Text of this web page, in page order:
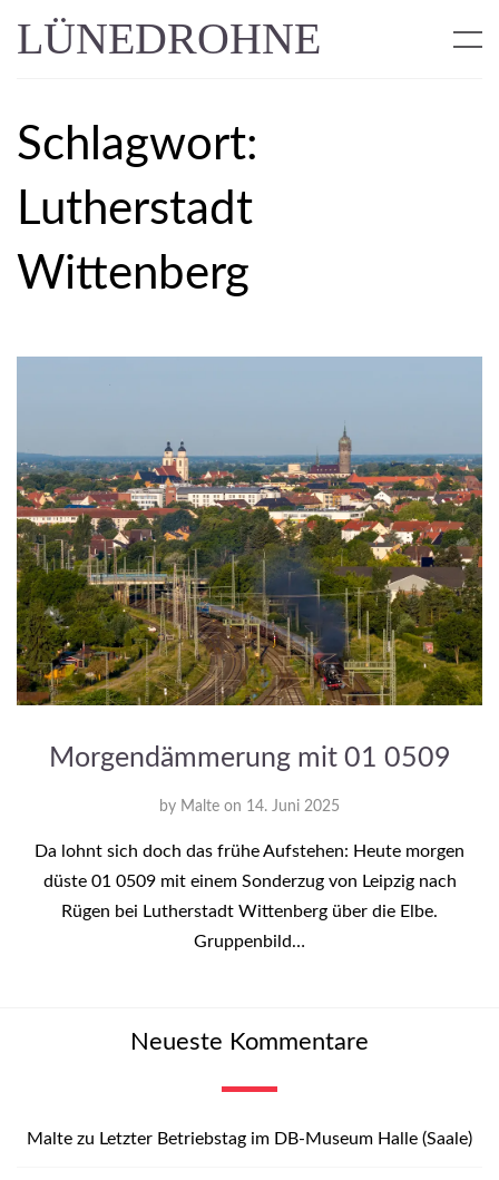
LÜNEDROHNE
Schlagwort:
Lutherstadt
Wittenberg
Morgendämmerung mit 01 0509
by Malte on 14. Juni 2025
Da lohnt sich doch das frühe Aufstehen: Heute morgen
düste 01 0509 mit einem Sonderzug von Leipzig nach
Rügen bei Lutherstadt Wittenberg über die Elbe.
Gruppenbild…
Neueste Kommentare
Malte zu Letzter Betriebstag im DB-Museum Halle (Saale)